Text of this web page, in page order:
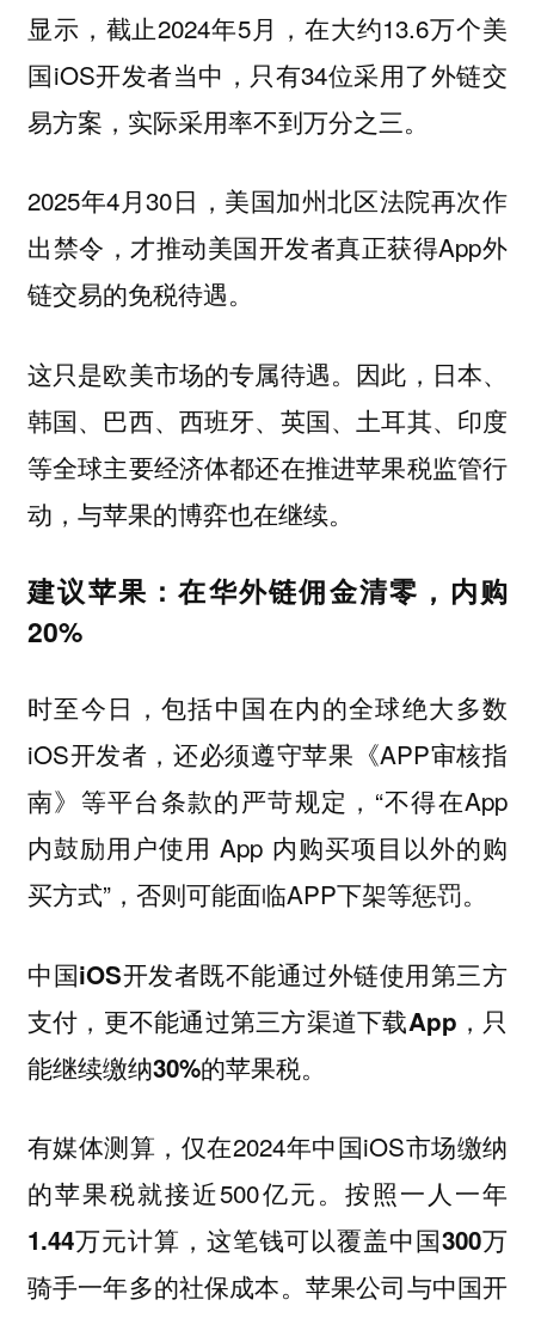
显示，截止2024年5月，在大约13.6万个美
国iOS开发者当中，只有34位采用了外链交
易方案，实际采用率不到万分之三。
2025年4月30日，美国加州北区法院再次作
出禁令，才推动美国开发者真正获得App外
链交易的免税待遇。
这只是欧美市场的专属待遇。因此， 日本、
韩国、巴西、西班牙、英国、土耳其、印度
等全球主要经济体都还在推进苹果税监管行
动， 与苹果的博弈也在继续。
建议苹果：在华外链佣金清零，内购
20%
时至今日，包括中国在内的全球绝大多数
iOS开发者，还必须遵守苹果《APP审核指
南》等平台条款的严苛规定，“不得在App
内鼓励用户使用 App 内购买项目以外的购
买方式”，否则可能面临APP下架等惩罚。
中国iOS开发者既不能通过外链使用第三方
支付，更不能通过第三方渠道下载App，只
能继续缴纳30%的苹果税。
有媒体测算，仅在2024年中国iOS市场缴纳
的苹果税就接近500亿元。 按照一人一年
1.44万元计算，这笔钱可以覆盖中国300万
骑手一年多的社保成本。 苹果公司与中国开